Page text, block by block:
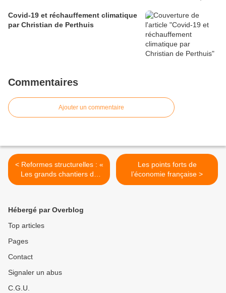
Covid-19 et réchauffement climatique
par Christian de Perthuis
Commentaires
Ajouter un commentaire
< Reformes structurelles : «
Les grands chantiers de
l'économie française » par
Les points forts de
l’économie française >
Hébergé par Overblog
Top articles
Pages
Contact
Signaler un abus
C.G.U.